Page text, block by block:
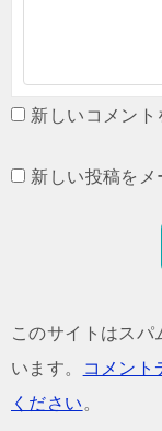
新しいコメン
新しい投稿を
このサイトはス
います。
コメント
ください。